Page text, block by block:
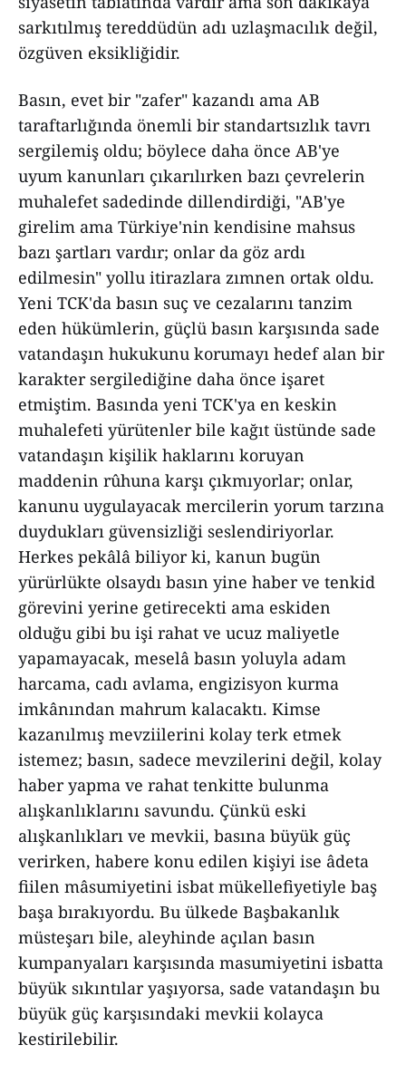
sarkıtılmış tereddüdün adı uzlaşmacılık değil,
özgüven eksikliğidir.
Basın, evet bir "zafer" kazandı ama AB
taraftarlığında önemli bir standartsızlık tavrı
sergilemiş oldu; böylece daha önce AB'ye
uyum kanunları çıkarılırken bazı çevrelerin
muhalefet sadedinde dillendirdiği, "AB'ye
girelim ama Türkiye'nin kendisine mahsus
bazı şartları vardır; onlar da göz ardı
edilmesin" yollu itirazlara zımnen ortak oldu.
Yeni TCK'da basın suç ve cezalarını tanzim
eden hükümlerin, güçlü basın karşısında sade
vatandaşın hukukunu korumayı hedef alan bir
karakter sergilediğine daha önce işaret
etmiştim. Basında yeni TCK'ya en keskin
muhalefeti yürütenler bile kağıt üstünde sade
vatandaşın kişilik haklarını koruyan
maddenin rûhuna karşı çıkmıyorlar; onlar,
kanunu uygulayacak mercilerin yorum tarzına
duydukları güvensizliği seslendiriyorlar.
Herkes pekâlâ biliyor ki, kanun bugün
yürürlükte olsaydı basın yine haber ve tenkid
görevini yerine getirecekti ama eskiden
olduğu gibi bu işi rahat ve ucuz maliyetle
yapamayacak, meselâ basın yoluyla adam
harcama, cadı avlama, engizisyon kurma
imkânından mahrum kalacaktı. Kimse
kazanılmış mevziilerini kolay terk etmek
istemez; basın, sadece mevzilerini değil, kolay
haber yapma ve rahat tenkitte bulunma
alışkanlıklarını savundu. Çünkü eski
alışkanlıkları ve mevkii, basına büyük güç
verirken, habere konu edilen kişiyi ise âdeta
fiilen mâsumiyetini isbat mükellefiyetiyle baş
başa bırakıyordu. Bu ülkede Başbakanlık
müsteşarı bile, aleyhinde açılan basın
kumpanyaları karşısında masumiyetini isbatta
büyük sıkıntılar yaşıyorsa, sade vatandaşın bu
büyük güç karşısındaki mevkii kolayca
kestirilebilir.